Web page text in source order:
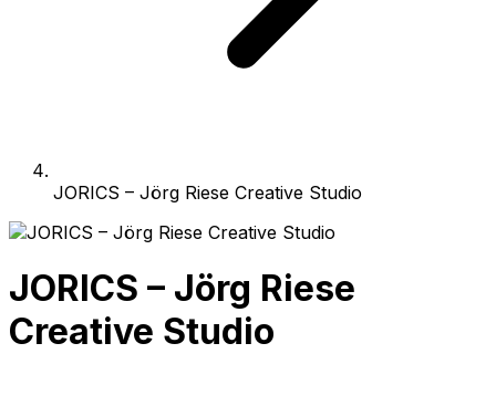
JORICS – Jörg Riese Creative Studio
JORICS – Jörg Riese
Creative Studio